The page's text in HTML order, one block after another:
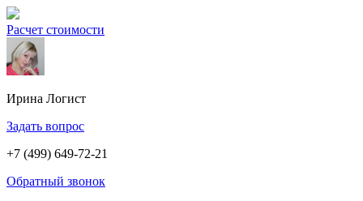
Расчет стоимости
Ирина Логист
Задать вопрос
+7 (499) 649-72-21
Обратный звонок